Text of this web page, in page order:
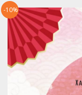
-10%